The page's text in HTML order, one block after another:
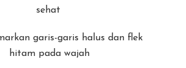
sehat
garis-garis halus dan flek
hitam pada wajah